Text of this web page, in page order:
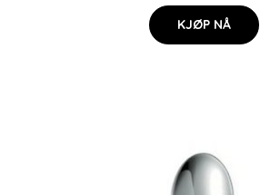
KJØP NÅ